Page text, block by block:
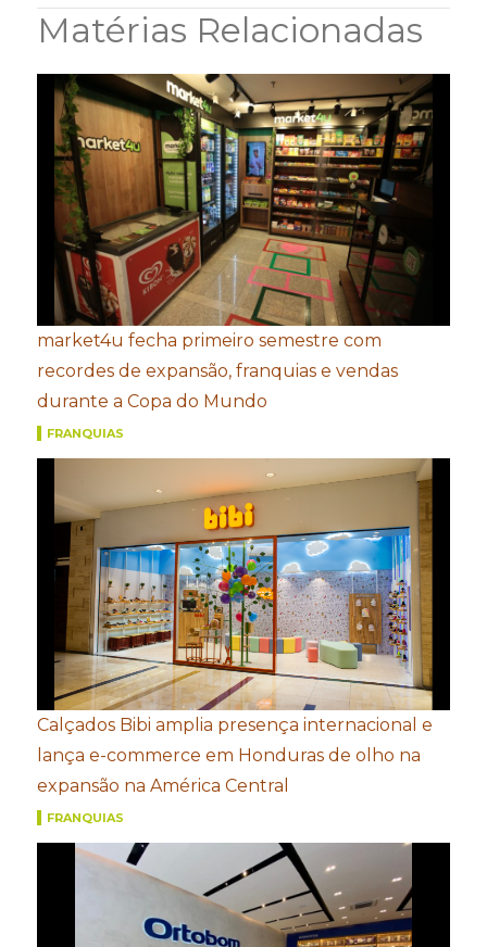
Matérias Relacionadas
market4u fecha primeiro semestre com
recordes de expansão, franquias e vendas
durante a Copa do Mundo
FRANQUIAS
Calçados Bibi amplia presença internacional e
lança e-commerce em Honduras de olho na
expansão na América Central
FRANQUIAS